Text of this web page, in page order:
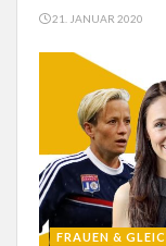
21. JANUAR 2020
FRAUEN &